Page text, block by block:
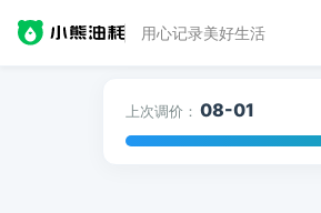
用心记录美好生活
上次调价： 08-01